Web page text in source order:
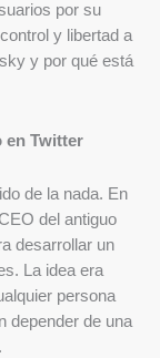
por su
y libertad a
y por qué está
en Twitter
de la nada. En
del antiguo
desarrollar un
La idea era
persona
depender de una